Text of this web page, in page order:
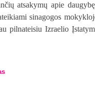
atsakymų apie
sinagogos
pilnateisiu Izraelio